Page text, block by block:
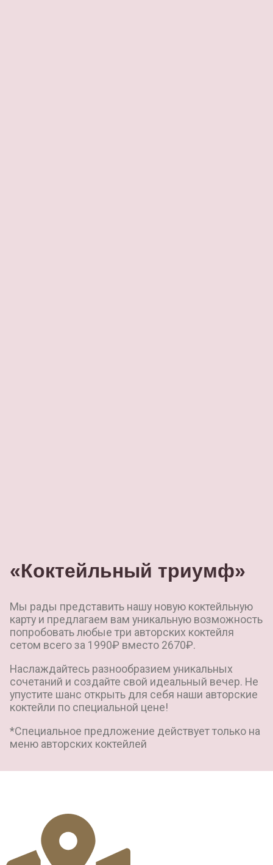
«Коктейльный триумф»
Мы рады представить нашу новую коктейльную
карту и предлагаем вам уникальную возможность
попробовать любые три авторских коктейля
сетом всего за 1990₽ вместо 2670₽.
Наслаждайтесь разнообразием уникальных
сочетаний и создайте свой идеальный вечер. Не
упустите шанс открыть для себя наши авторские
коктейли по специальной цене!
*Специальное предложение действует только на
меню авторских коктейлей